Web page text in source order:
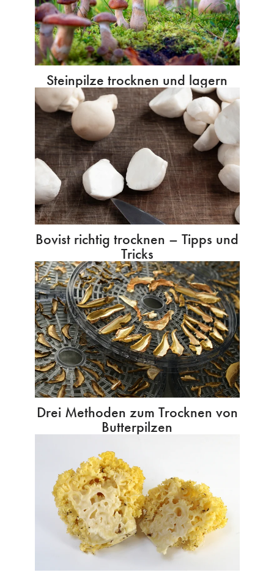
Steinpilze trocknen und lagern
Bovist richtig trocknen – Tipps und
Tricks
Drei Methoden zum Trocknen von
Butterpilzen